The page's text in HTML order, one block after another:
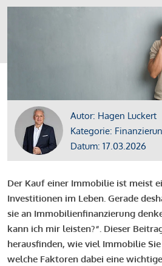
Autor: Hagen Luckert
Kategorie:
Datum: 17.03.2026
Der Kauf einer Immobilie ist meist
Investitionen im Leben. Gerade
sie an Immobilienfinanzierung
kann ich mir leisten?“. Dieser
herausfinden, wie viel Immobilie
welche Faktoren dabei eine